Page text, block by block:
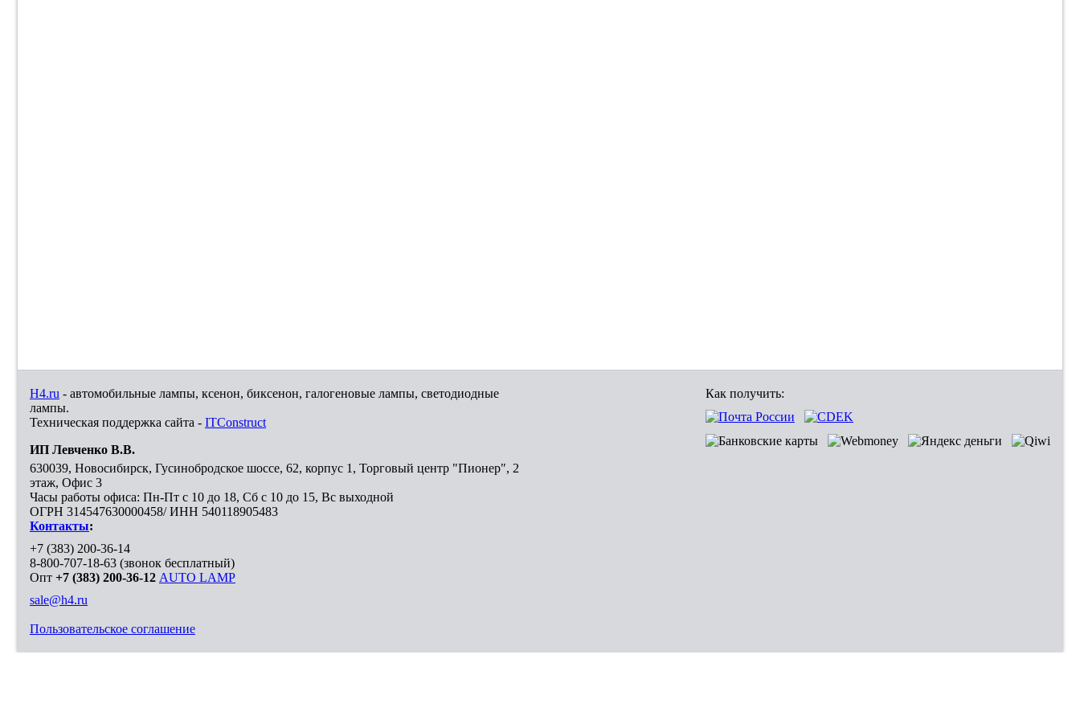
H4.ru - автомобильные лампы, ксенон, биксенон, галогеновые лампы, светодиодные
лампы.
Техническая поддержка сайта - ITConstruct
ИП Левченко В.В.
630039, Новосибирск, Гусинобродское шоссе, 62, корпус 1, Торговый центр "Пионер", 2
этаж, Офис 3
Часы работы офиса: Пн-Пт с 10 до 18, Сб с 10 до 15, Вс выходной
ОГРН 314547630000458/ ИНН 540118905483
Контакты:
+7 (383) 200-36-14
8-800-707-18-63 (звонок бесплатный)
Опт +7 (383) 200-36-12 AUTO LAMP
sale@h4.ru
Пользовательское соглашение
Как получить: